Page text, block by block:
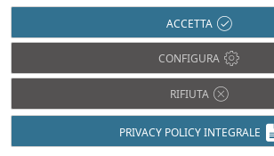
Seoul, la torre adattiva di
sollevata sui “tacchi”
6 Agosto 2026
CRA-Carlo Ratti e GS E&C
ACCETTA
CONFIGURA
RIFIUTA
PRIVACY POLICY INTEGRALE